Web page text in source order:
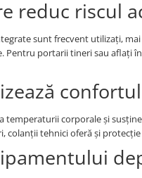
reduc riscul
sunt frecvent utilizați,
Pentru portarii tineri sau aflați
corporale și
tehnici oferă și